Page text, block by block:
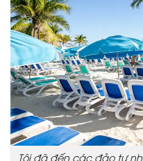
Tôi đã đến các đảo tư